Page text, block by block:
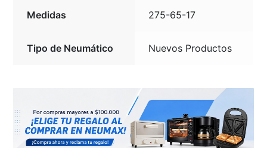
Medidas 275-65-17
Tipo de Neumático Nuevos Productos